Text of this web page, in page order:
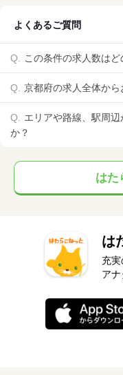
よくあるご質問
この条件の求人数は
京都府の求人全体か
エリアや路線、駅周
か？
はた
は
充
アナ